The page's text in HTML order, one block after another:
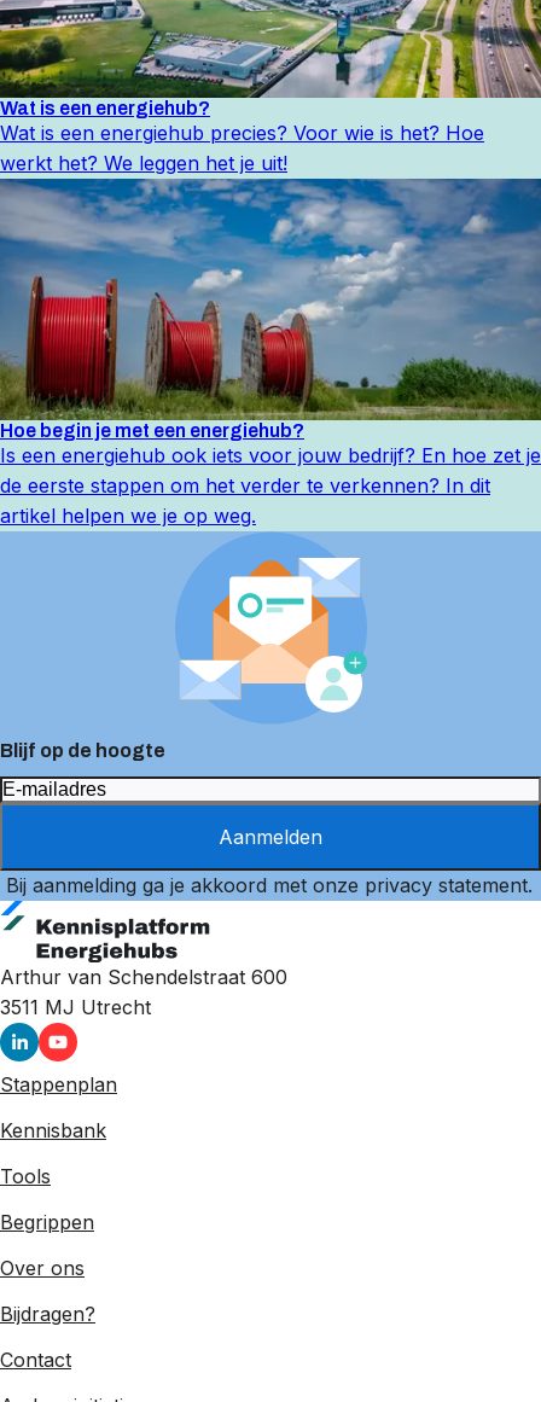
Wat is een energiehub?
Wat is een energiehub precies? Voor wie is het? Hoe
werkt het? We leggen het je uit!
Hoe begin je met een energiehub?
Is een energiehub ook iets voor jouw bedrijf? En hoe zet je
de eerste stappen om het verder te verkennen? In dit
artikel helpen we je op weg.
Blijf op de hoogte
Aanmelden
Bij aanmelding ga je akkoord met onze privacy statement.
Arthur van Schendelstraat 600
3511 MJ Utrecht
Stappenplan
Kennisbank
Tools
Begrippen
Over ons
Bijdragen?
Contact